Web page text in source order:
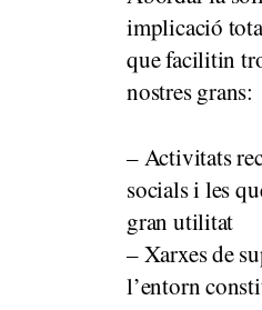
implicació
que facilitin
nostres grans:
– Activitats
socials i les
gran utilitat
– Xarxes de
l’entorn